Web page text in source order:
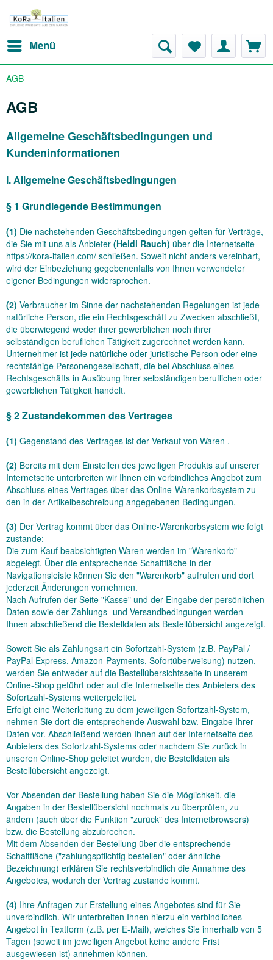
Menü
AGB
AGB
Allgemeine Geschäftsbedingungen und
Kundeninformationen
I. Allgemeine Geschäftsbedingungen
§ 1 Grundlegende Bestimmungen
(1) Die nachstehenden Geschäftsbedingungen gelten für Verträge,
die Sie mit uns als Anbieter (Heidi Rauch) über die Internetseite
https://kora-italien.com/ schließen. Soweit nicht anders vereinbart,
wird der Einbeziehung gegebenenfalls von Ihnen verwendeter
eigener Bedingungen widersprochen.
(2) Verbraucher im Sinne der nachstehenden Regelungen ist jede
natürliche Person, die ein Rechtsgeschäft zu Zwecken abschließt,
die überwiegend weder ihrer gewerblichen noch ihrer
selbständigen beruflichen Tätigkeit zugerechnet werden kann.
Unternehmer ist jede natürliche oder juristische Person oder eine
rechtsfähige Personengesellschaft, die bei Abschluss eines
Rechtsgeschäfts in Ausübung ihrer selbständigen beruflichen oder
gewerblichen Tätigkeit handelt.
§ 2 Zustandekommen des Vertrages
(1) Gegenstand des Vertrages ist der Verkauf von Waren .
(2) Bereits mit dem Einstellen des jeweiligen Produkts auf unserer
Internetseite unterbreiten wir Ihnen ein verbindliches Angebot zum
Abschluss eines Vertrages über das Online-Warenkorbsystem zu
den in der Artikelbeschreibung angegebenen Bedingungen.
(3) Der Vertrag kommt über das Online-Warenkorbsystem wie folgt
zustande:
Die zum Kauf beabsichtigten Waren werden im "Warenkorb"
abgelegt. Über die entsprechende Schaltfläche in der
Navigationsleiste können Sie den "Warenkorb" aufrufen und dort
jederzeit Änderungen vornehmen.
Nach Aufrufen der Seite "Kasse" und der Eingabe der persönlichen
Daten sowie der Zahlungs- und Versandbedingungen werden
Ihnen abschließend die Bestelldaten als Bestellübersicht angezeigt.
Soweit Sie als Zahlungsart ein Sofortzahl-System (z.B. PayPal /
PayPal Express, Amazon-Payments, Sofortüberweisung) nutzen,
werden Sie entweder auf die Bestellübersichtsseite in unserem
Online-Shop geführt oder auf die Internetseite des Anbieters des
Sofortzahl-Systems weitergeleitet.
Erfolgt eine Weiterleitung zu dem jeweiligen Sofortzahl-System,
nehmen Sie dort die entsprechende Auswahl bzw. Eingabe Ihrer
Daten vor. Abschließend werden Ihnen auf der Internetseite des
Anbieters des Sofortzahl-Systems oder nachdem Sie zurück in
unseren Online-Shop geleitet wurden, die Bestelldaten als
Bestellübersicht angezeigt.
Vor Absenden der Bestellung haben Sie die Möglichkeit, die
Angaben in der Bestellübersicht nochmals zu überprüfen, zu
ändern (auch über die Funktion "zurück" des Internetbrowsers)
bzw. die Bestellung abzubrechen.
Mit dem Absenden der Bestellung über die entsprechende
Schaltfläche ("zahlungspflichtig bestellen" oder ähnliche
Bezeichnung) erklären Sie rechtsverbindlich die Annahme des
Angebotes, wodurch der Vertrag zustande kommt.
(4) Ihre Anfragen zur Erstellung eines Angebotes sind für Sie
unverbindlich. Wir unterbreiten Ihnen hierzu ein verbindliches
Angebot in Textform (z.B. per E-Mail), welches Sie innerhalb von 5
Tagen (soweit im jeweiligen Angebot keine andere Frist
ausgewiesen ist) annehmen können.